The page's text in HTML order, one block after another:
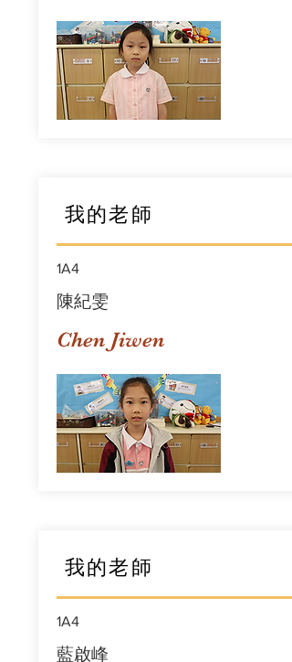
我的老師
1A4
陳紀雯
Chen Jiwen
我的老師
1A4
藍啟峰